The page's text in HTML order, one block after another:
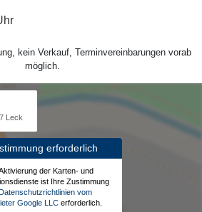
kein Verkauf, Terminvereinbarungen vorab
möglich.
Leck
erforderlich
der Karten- und
ist Ihre Zustimmung
vom
Google LLC erforderlich.